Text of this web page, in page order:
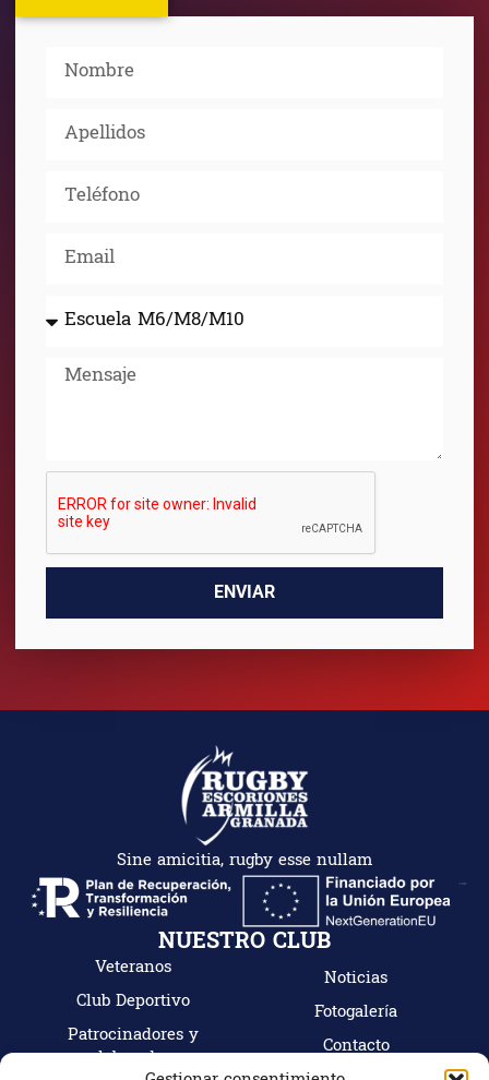
ENVIAR
Sine amicitia, rugby esse nullam
NUESTRO CLUB
Veteranos
Club Deportivo
Patrocinadores y
colaboradores
Noticias
Fotogalería
Contacto